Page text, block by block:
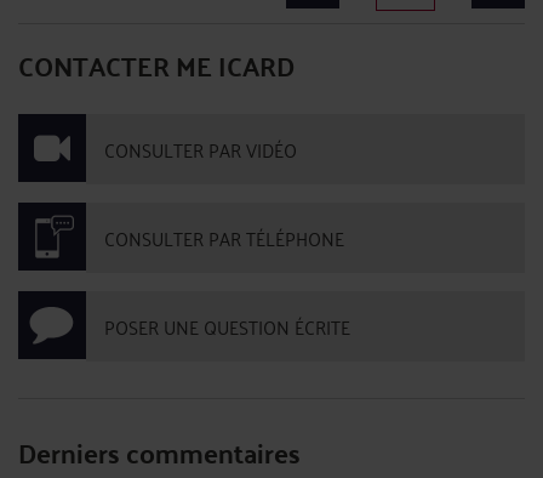
CONTACTER ME ICARD
CONSULTER PAR VIDÉO
CONSULTER PAR TÉLÉPHONE
POSER UNE QUESTION ÉCRITE
Derniers commentaires